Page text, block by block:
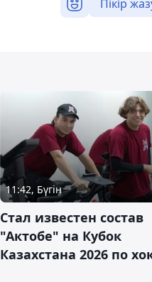
Пікір
11:42, Бүгін
Стал известен состав
"Актобе" на Кубок
Казахстана 2026 по